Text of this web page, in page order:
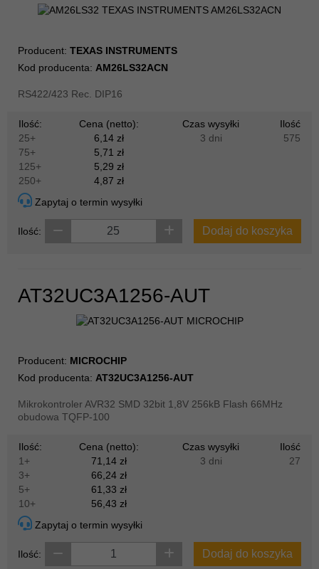
Producent: TEXAS INSTRUMENTS
Kod producenta: AM26LS32ACN
RS422/423 Rec. DIP16
Ilość:
Cena (netto):
25+
6,14 zł
75+
5,71 zł
125+
5,29 zł
250+
4,87 zł
Czas wysyłki
Ilość
3 dni
575
Zapytaj o termin wysyłki
Ilość: Dodaj do koszyka
AT32UC3A1256-AUT
Producent: MICROCHIP
Kod producenta: AT32UC3A1256-AUT
Mikrokontroler AVR32 SMD 32bit 1,8V 256kB Flash 66MHz
obudowa TQFP-100
Ilość:
Cena (netto):
1+
71,14 zł
3+
66,24 zł
5+
61,33 zł
10+
56,43 zł
Czas wysyłki
Ilość
3 dni
27
Zapytaj o termin wysyłki
Ilość: Dodaj do koszyka